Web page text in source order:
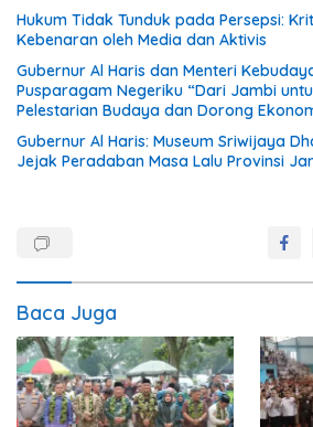
Hukum Tidak Tunduk pada Persepsi:
Kebenaran oleh Media dan Aktivis
Gubernur Al Haris dan Menteri
Pusparagam Negeriku “Dari Jambi
Pelestarian Budaya dan Dorong
Gubernur Al Haris: Museum Sriwijaya
Jejak Peradaban Masa Lalu Provinsi
Baca Juga